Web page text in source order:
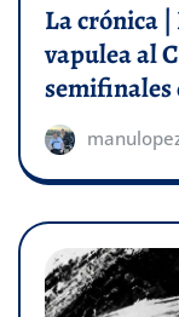
La crónica
vapulea al
semifinales